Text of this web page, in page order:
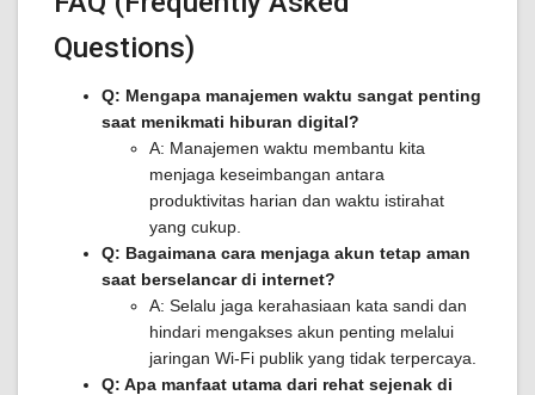
Questions)
Q: Mengapa manajemen waktu sangat penting
saat menikmati hiburan digital?
A: Manajemen waktu membantu kita
menjaga keseimbangan antara
produktivitas harian dan waktu istirahat
yang cukup.
Q: Bagaimana cara menjaga akun tetap aman
saat berselancar di internet?
A: Selalu jaga kerahasiaan kata sandi dan
hindari mengakses akun penting melalui
jaringan Wi-Fi publik yang tidak terpercaya.
Q: Apa manfaat utama dari rehat sejenak di